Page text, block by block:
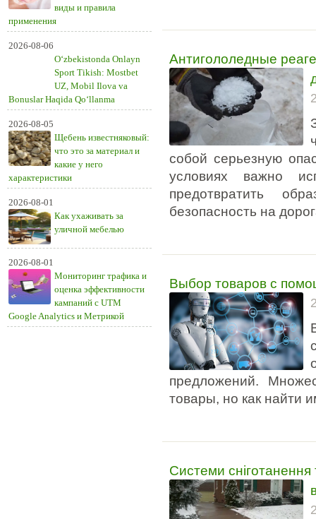
виды и правила
применения
2026-08-06
O‘zbekistonda Onlayn
Sport Tikish: Mostbet
UZ, Mobil Ilova va
Bonuslar Haqida Qo‘llanma
2026-08-05
Щебень известняковый:
что это за материал и
какие у него
характеристики
2026-08-01
Как ухаживать за
уличной мебелью
2026-08-01
Мониторинг трафика и
оценка эффективности
кампаний с UTM
Google Analytics и Метрикой
Антигололедные
собой серьезную
условиях важно
предотвратить
безопасность на
Выбор товаров с
предложений.
товары, но как найти
Системи